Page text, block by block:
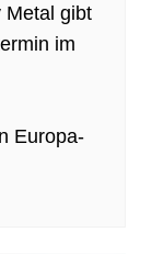
Metal gibt
im
Europa-